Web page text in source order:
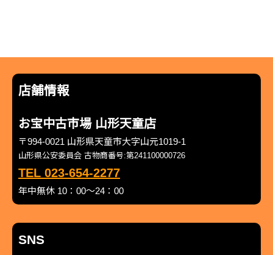
店舗情報
お宝中古市場 山形天童店
〒994-0021 山形県天童市大字山元1019-1
山形県公安委員会 古物商番号:第241100000726
TEL 023-654-2277
年中無休 10：00～24：00
SNS